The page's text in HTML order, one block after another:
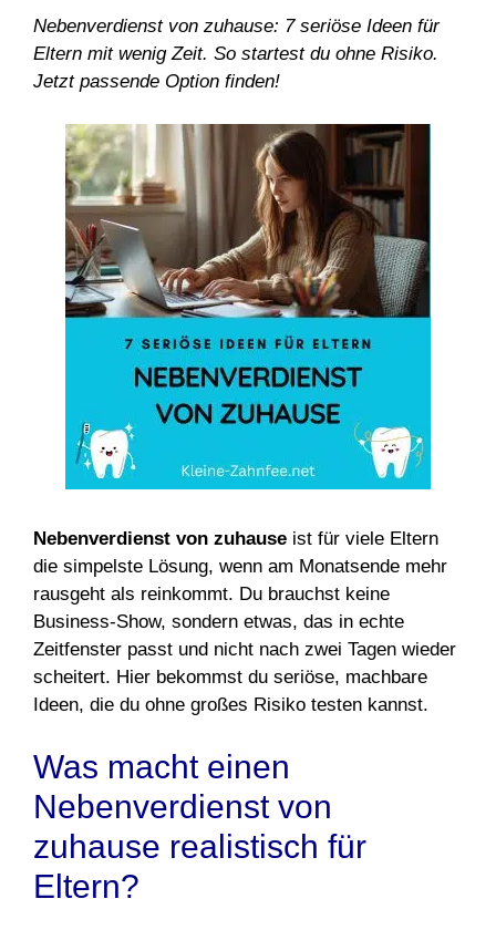
Nebenverdienst von zuhause: 7 seriöse Ideen für
Eltern mit wenig Zeit. So startest du ohne Risiko.
Jetzt passende Option finden!
Nebenverdienst von zuhause ist für viele Eltern
die simpelste Lösung, wenn am Monatsende mehr
rausgeht als reinkommt. Du brauchst keine
Business-Show, sondern etwas, das in echte
Zeitfenster passt und nicht nach zwei Tagen wieder
scheitert. Hier bekommst du seriöse, machbare
Ideen, die du ohne großes Risiko testen kannst.
Was macht einen
Nebenverdienst von
zuhause realistisch für
Eltern?